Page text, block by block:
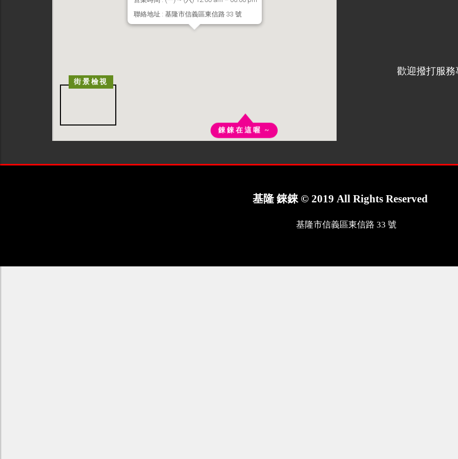
街景檢視
錸錸在這喔 ~
聯絡地址 : 基隆市信義區東信路 33 號
歡迎撥打服務
基隆 錸錸 © 2019 All Rights Reserved
基隆市信義區東信路 33 號